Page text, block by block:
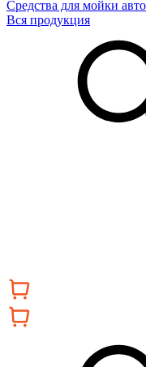
Средства для мойки
Вся продукция